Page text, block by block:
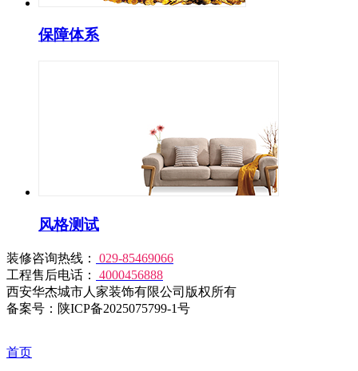
保障体系
风格测试
装修咨询热线：
029-85469066
工程售后电话：
4000456888
西安华杰城市人家装饰有限公司版权所有
备案号：陕ICP备2025075799-1号
首页